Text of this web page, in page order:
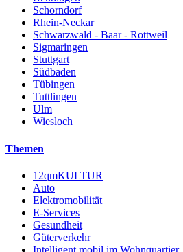
Schorndorf
Rhein-Neckar
Schwarzwald - Baar - Rottweil
Sigmaringen
Stuttgart
Südbaden
Tübingen
Tuttlingen
Ulm
Wiesloch
Themen
12qmKULTUR
Auto
Elektromobilität
E-Services
Gesundheit
Güterverkehr
Intelligent mobil im Wohnquartier